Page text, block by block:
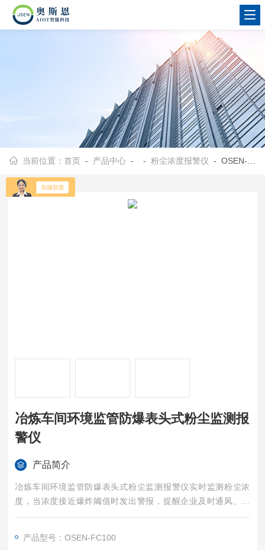
当前位置：首页 - 产品中心 - -粉尘浓度报警仪 - OSEN-FC100冶炼车间环境监管防爆表头式粉尘监测报警仪
冶炼车间环境监管防爆表头式粉尘监测报
警仪
产品简介
冶炼车间环境监管防爆表头式粉尘监测报警仪实时监测粉尘浓
度，当浓度接近爆炸阈值时发出警报，提醒企业及时通风、降
尘，避免爆炸事故。
产品型号：OSEN-FC100